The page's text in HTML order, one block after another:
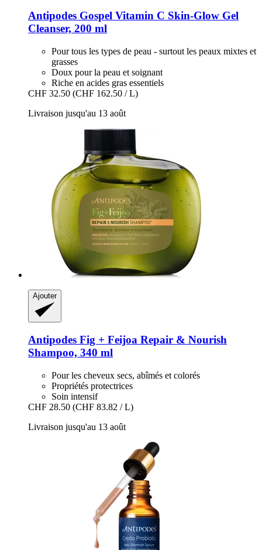
Antipodes Gospel Vitamin C Skin-​Glow Gel
Cleanser, 200 ml
Pour tous les types de peau - surtout les peaux mixtes et
grasses
Doux pour la peau et soignant
Riche en acides gras essentiels
CHF 32.50 (CHF 162.50 / L)
Livraison jusqu'au 13 août
Ajouter
Antipodes Fig + Feijoa Repair & Nourish
Shampoo, 340 ml
Pour les cheveux secs, abîmés et colorés
Propriétés protectrices
Soin intensif
CHF 28.50 (CHF 83.82 / L)
Livraison jusqu'au 13 août